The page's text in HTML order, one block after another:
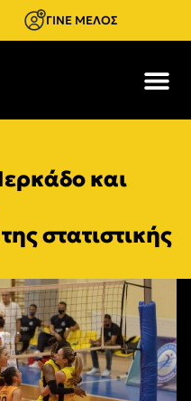
ΓΙΝΕ ΜΕΛΟΣ
και
στατιστικής